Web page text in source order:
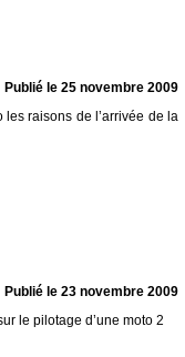
Publié le 25 novembre 2009
raisons de l’arrivée de la
Publié le 23 novembre 2009
le pilotage d’une moto 2